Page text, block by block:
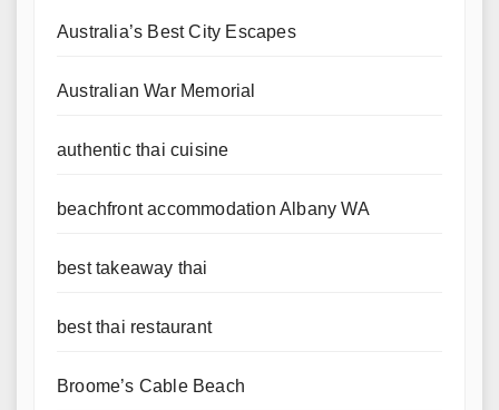
Australia’s Best City Escapes
Australian War Memorial
authentic thai cuisine
beachfront accommodation Albany WA
best takeaway thai
best thai restaurant
Broome’s Cable Beach